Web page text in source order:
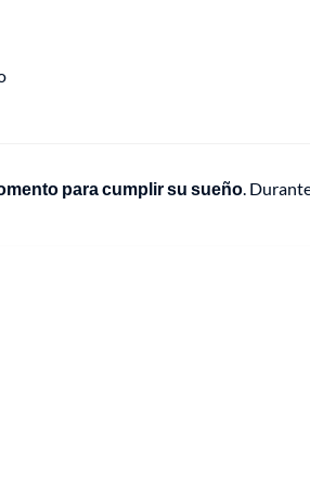
para cumplir su sueño.